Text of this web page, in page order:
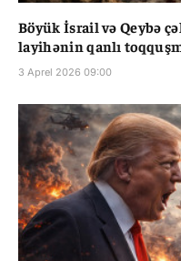
Böyük İsrail və Qeybə
layihənin qanlı
3 Aprel 2026 09:00